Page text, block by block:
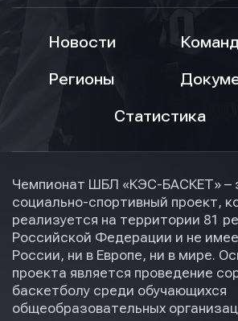
Новости
Регионы
Статистика
Чемпионат ШБЛ «КЭС-БАСКЕТ» –
социально-спортивный проект,
реализуется на территории 81
Российской Федерации и не
России, ни в Европе, ни в мире.
проекта является проведение
баскетболу среди обучающихся
общеобразовательных